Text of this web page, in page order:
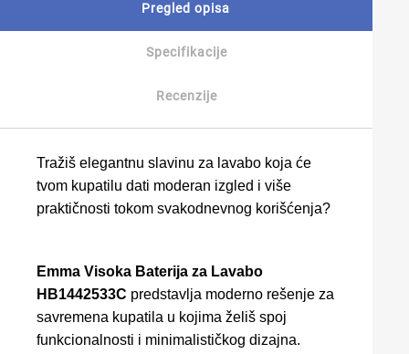
Pregled opisa
Specifikacije
Recenzije
Tražiš elegantnu slavinu za lavabo koja će
tvom kupatilu dati moderan izgled i više
praktičnosti tokom svakodnevnog korišćenja?
Emma Visoka Baterija za Lavabo
HB1442533C predstavlja moderno rešenje za
savremena kupatila u kojima želiš spoj
funkcionalnosti i minimalističkog dizajna.